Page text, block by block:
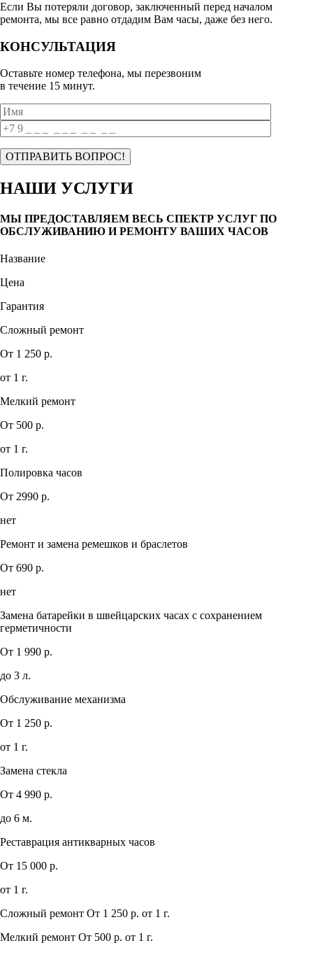
Если Вы потеряли договор, заключенный перед началом
ремонта, мы все равно отдадим Вам часы, даже без него.
КОНСУЛЬТАЦИЯ
Оставьте номер телефона, мы перезвоним
в течение 15 минут.
НАШИ УСЛУГИ
МЫ ПРЕДОСТАВЛЯЕМ ВЕСЬ СПЕКТР УСЛУГ ПО
ОБСЛУЖИВАНИЮ И РЕМОНТУ ВАШИХ ЧАСОВ
Название
Цена
Гарантия
Сложный ремонт
От 1 250 р.
от 1 г.
Мелкий ремонт
От 500 р.
от 1 г.
Полировка часов
От 2990 р.
нет
Ремонт и замена ремешков и браслетов
От 690 р.
нет
Замена батарейки в швейцарских часах с сохранением
герметичности
От 1 990 р.
до 3 л.
Обслуживание механизма
От 1 250 р.
от 1 г.
Замена стекла
От 4 990 р.
до 6 м.
Реставрация антикварных часов
От 15 000 р.
от 1 г.
Сложный ремонт От 1 250 р. от 1 г.
Мелкий ремонт От 500 р. от 1 г.